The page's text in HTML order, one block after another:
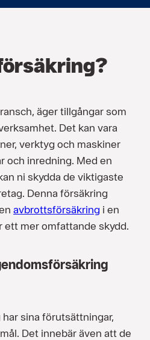
äger tillgångar som
Det kan vara
verktyg och maskiner
och inredning. Med en
ni skydda de viktigaste
Denna försäkring
avbrottsförsäkring i en
mer omfattande skydd.
sina förutsättningar,
Det innebär även att de